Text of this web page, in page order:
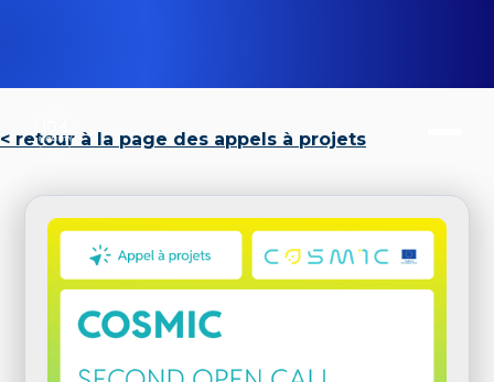
< retour à la page des appels à projets